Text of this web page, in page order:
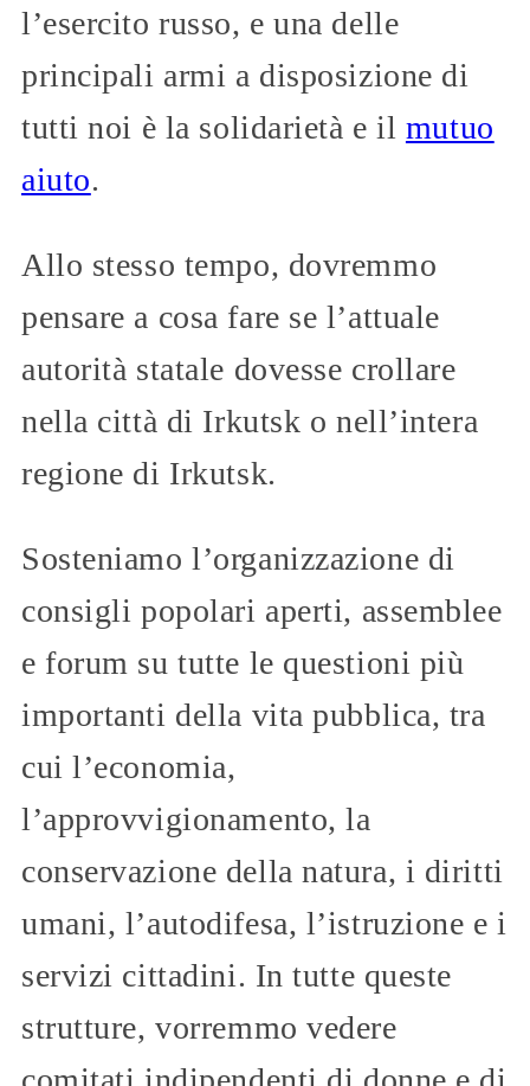
l’esercito russo, e una delle
principali armi a disposizione di
tutti noi è la solidarietà e il mutuo
aiuto.
Allo stesso tempo, dovremmo
pensare a cosa fare se l’attuale
autorità statale dovesse crollare
nella città di Irkutsk o nell’intera
regione di Irkutsk.
Sosteniamo l’organizzazione di
consigli popolari aperti, assemblee
e forum su tutte le questioni più
importanti della vita pubblica, tra
cui l’economia,
l’approvvigionamento, la
conservazione della natura, i diritti
umani, l’autodifesa, l’istruzione e i
servizi cittadini. In tutte queste
strutture, vorremmo vedere